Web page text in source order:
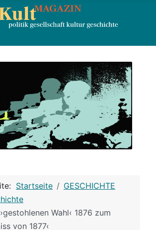
Startseite
GESCHICHTE
Wahl‹ 1876 zum
von 1877‹